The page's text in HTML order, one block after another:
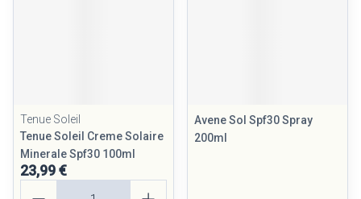
Tenue Soleil
Tenue Soleil Creme Solaire
Minerale Spf30 100ml
23,99 €
Avene Sol Spf30 Spray
200ml